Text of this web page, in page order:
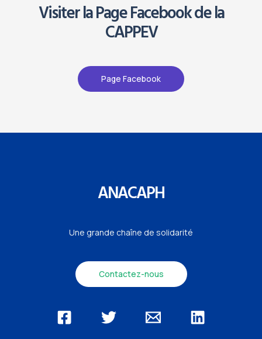
Visiter la Page Facebook de la
CAPPEV
Page Facebook
ANACAPH
Une grande chaîne de solidarité
Contactez-nous